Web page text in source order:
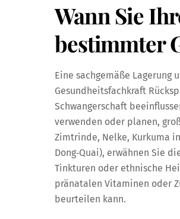
Wann Sie
bestimmter
Eine sachgemäße
Gesundheitsfachkraft
Schwangerschaft
verwenden oder planen,
Zimtrinde, Nelke, Kurkuma
Dong‑Quai), erwähnen Sie
Tinkturen oder ethnische
pränatalen Vitaminen oder
beurteilen kann.